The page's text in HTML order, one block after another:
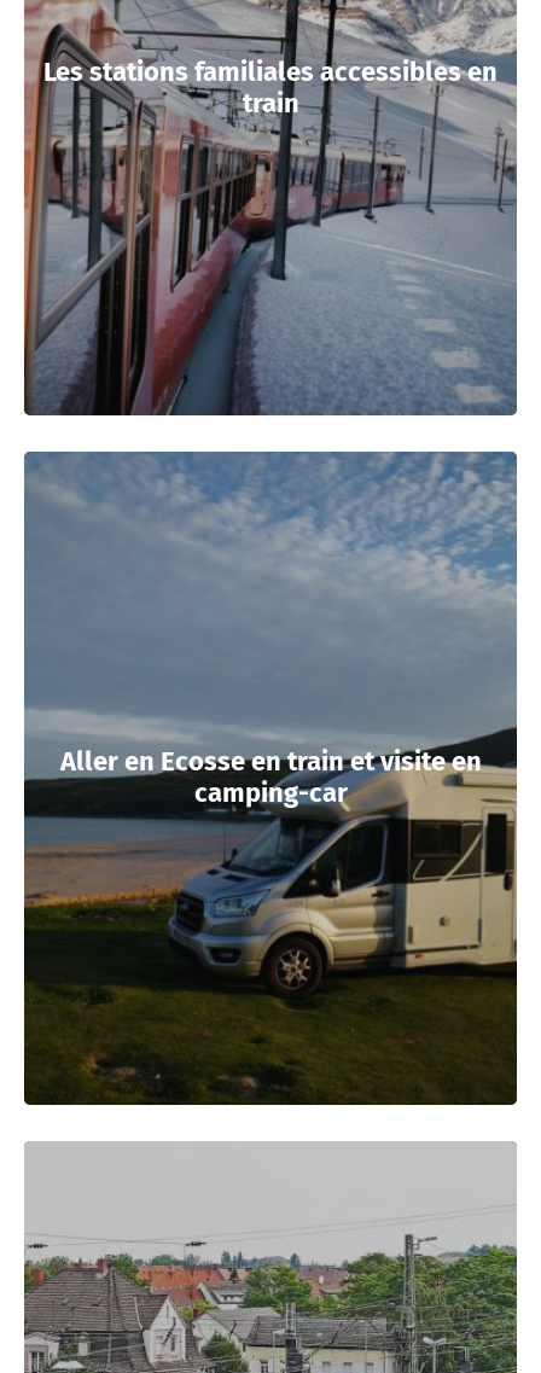
Les stations familiales accessibles en
train
Aller en Ecosse en train et visite en
camping-car